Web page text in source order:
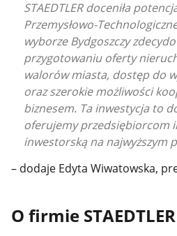
STAEDTLER doceniła
Przemysłowo-
wyborze Bydgoszczy
przygotowaniu oferty
walorów miasta, dostęp do
oraz szerokie możliwości
biznesem. Ta inwestycja to
oferujemy przedsiębiorcom
inwestorską na najwyższym
– dodaje Edyta Wiwatowska,
O firmie STAEDTLER